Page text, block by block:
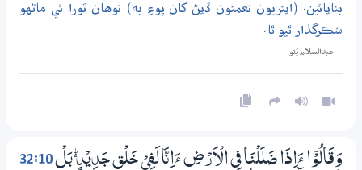
بنايائين. (ايتريون نعمتون ڏيڻ کان پوءِ به) توهان ٿورا ئي ماڻهو
شڪرگذار ٿيو ٿا.
— عبدالسلام ڀُٽو
32:10 وَقَالُوْٓا ءَاِذَا ضَلَلْنَا فِي الْاَرْضِ ءَاِنَّا لَفِيْ خَلْقٍ جَدِيْدٍ ڛ بَلْ